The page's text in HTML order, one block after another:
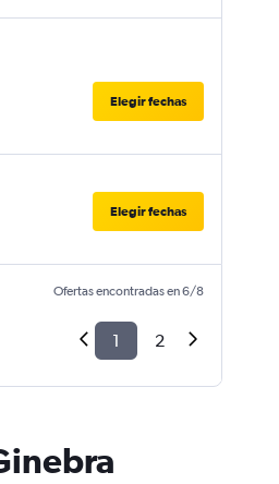
Elegir fechas
Elegir fechas
Ofertas encontradas en 6/8
1 2